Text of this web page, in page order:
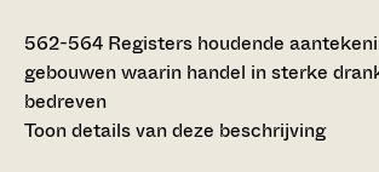
562-564 Registers houdende
gebouwen waarin handel in sterke
bedreven
Toon details van deze beschrijving